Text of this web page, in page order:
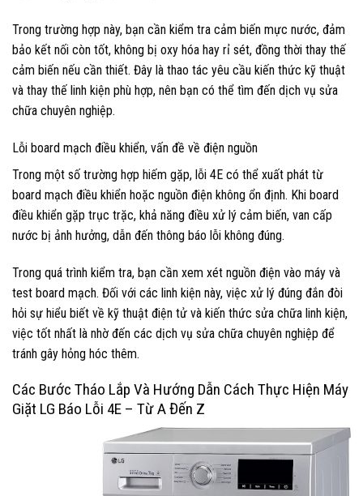
Trong trường hợp này, bạn cần kiểm tra cảm biến mực nước, đảm
bảo kết nối còn tốt, không bị oxy hóa hay rỉ sét, đồng thời thay thế
cảm biến nếu cần thiết. Đây là thao tác yêu cầu kiến thức kỹ thuật
và thay thế linh kiện phù hợp, nên bạn có thể tìm đến dịch vụ sửa
chữa chuyên nghiệp.
Lỗi board mạch điều khiển, vấn đề về điện nguồn
Trong một số trường hợp hiếm gặp, lỗi 4E có thể xuất phát từ
board mạch điều khiển hoặc nguồn điện không ổn định. Khi board
điều khiển gặp trục trặc, khả năng điều xử lý cảm biến, van cấp
nước bị ảnh hưởng, dẫn đến thông báo lỗi không đúng.
Trong quá trình kiểm tra, bạn cần xem xét nguồn điện vào máy và
test board mạch. Đối với các linh kiện này, việc xử lý đúng đắn đòi
hỏi sự hiểu biết về kỹ thuật điện tử và kiến thức sửa chữa linh kiện,
việc tốt nhất là nhờ đến các dịch vụ sửa chữa chuyên nghiệp để
tránh gây hỏng hóc thêm.
Các Bước Tháo Lắp Và Hướng Dẫn Cách Thực Hiện Máy
Giặt LG Báo Lỗi 4E – Từ A Đến Z